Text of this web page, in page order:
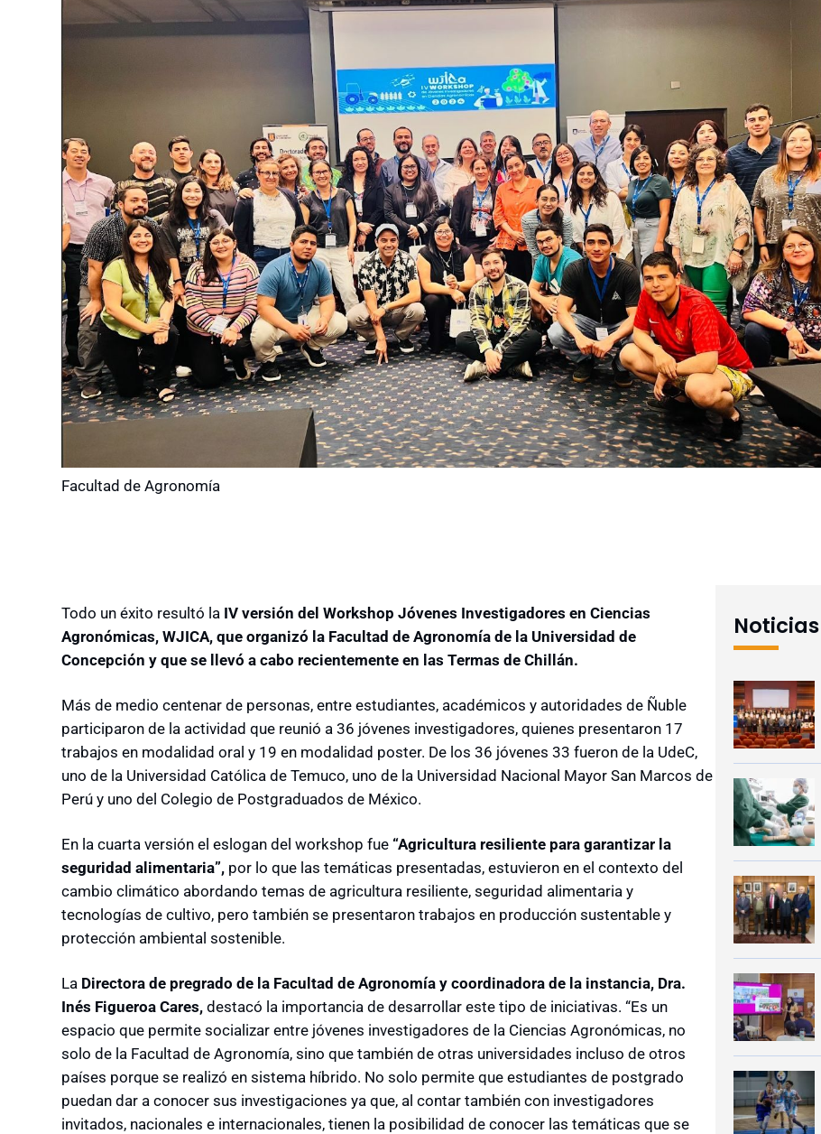
Facultad de Agronomía
Todo un éxito resultó la IV versión del Workshop Jóvenes Investigadores en Ciencias
Agronómicas, WJICA, que organizó la Facultad de Agronomía de la Universidad de
Concepción y que se llevó a cabo recientemente en las Termas de Chillán.
Más de medio centenar de personas, entre estudiantes, académicos y autoridades de Ñuble
participaron de la actividad que reunió a 36 jóvenes investigadores, quienes presentaron 17
trabajos en modalidad oral y 19 en modalidad poster. De los 36 jóvenes 33 fueron de la UdeC,
uno de la Universidad Católica de Temuco, uno de la Universidad Nacional Mayor San Marcos de
Perú y uno del Colegio de Postgraduados de México.
En la cuarta versión el eslogan del workshop fue “Agricultura resiliente para garantizar la
seguridad alimentaria”, por lo que las temáticas presentadas, estuvieron en el contexto del
cambio climático abordando temas de agricultura resiliente, seguridad alimentaria y
tecnologías de cultivo, pero también se presentaron trabajos en producción sustentable y
protección ambiental sostenible.
La Directora de pregrado de la Facultad de Agronomía y coordinadora de la instancia, Dra.
Inés Figueroa Cares, destacó la importancia de desarrollar este tipo de iniciativas. “Es un
espacio que permite socializar entre jóvenes investigadores de la Ciencias Agronómicas, no
solo de la Facultad de Agronomía, sino que también de otras universidades incluso de otros
países porque se realizó en sistema híbrido. No solo permite que estudiantes de postgrado
puedan dar a conocer sus investigaciones ya que, al contar también con investigadores
invitados, nacionales e internacionales, tienen la posibilidad de conocer las temáticas que se